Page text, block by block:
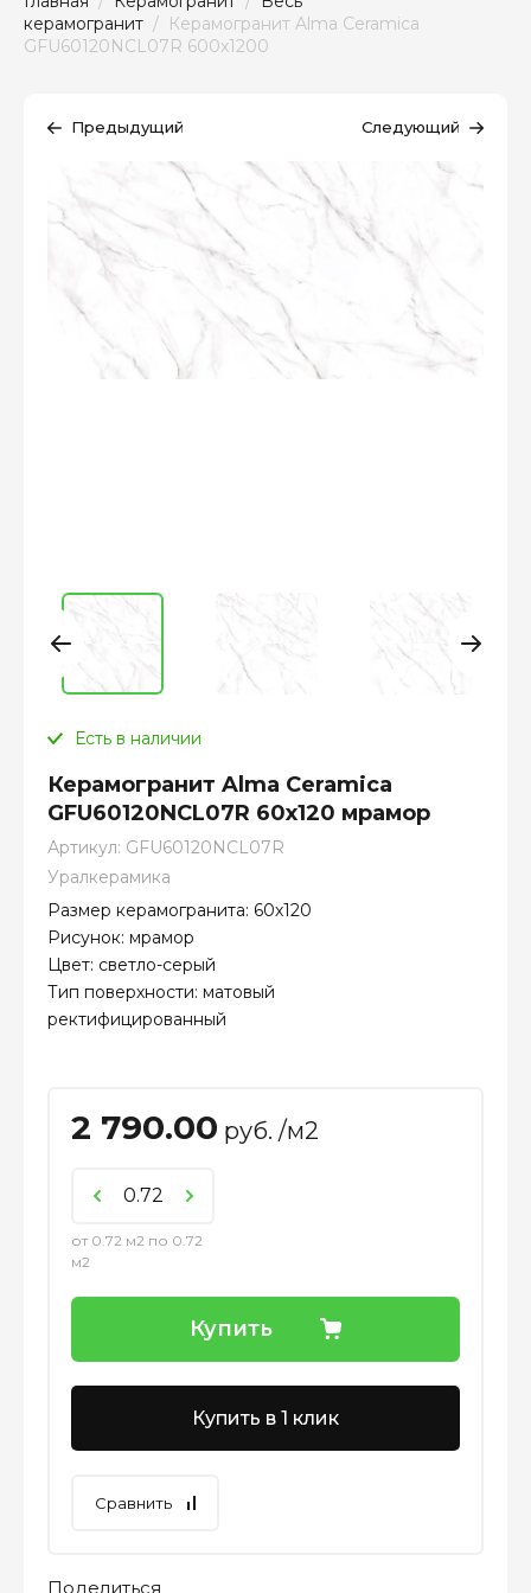
керамогранит /  Керамогранит Alma Ceramica
GFU60120NCL07R 600x1200
Предыдущий Следующий
Есть в наличии
Керамогранит Alma Ceramica
GFU60120NCL07R 60х120 мрамор
Артикул: GFU60120NCL07R
Уралкерамика
Размер керамогранита: 60х120
Рисунок: мрамор
Цвет: светло-серый
Тип поверхности: матовый
ректифицированный
2 790.00 руб. /м2
от 0.72 м2 по 0.72
м2
Купить
Купить в 1 клик
Сравнить
Поделиться